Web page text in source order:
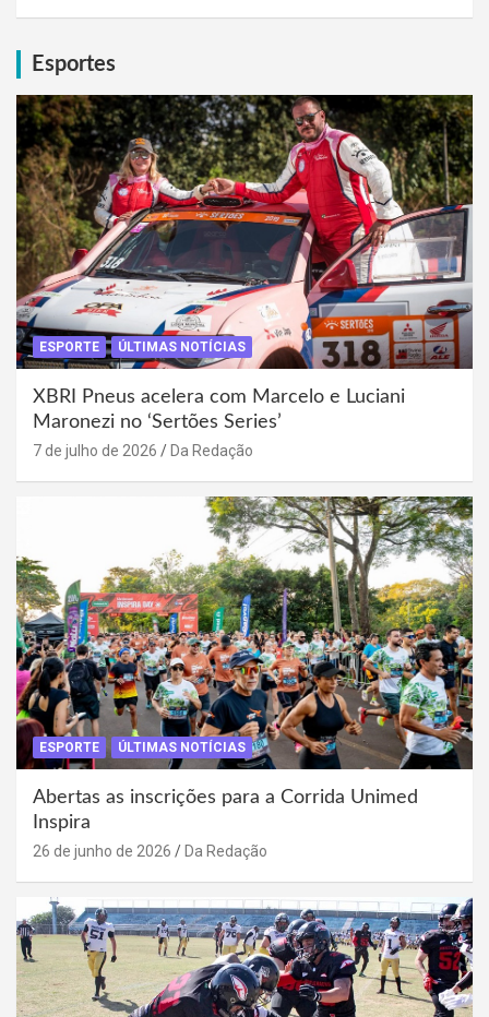
Esportes
ESPORTE ÚLTIMAS NOTÍCIAS
XBRI Pneus acelera com Marcelo e Luciani
Maronezi no ‘Sertões Series’
7 de julho de 2026 Da Redação
ESPORTE ÚLTIMAS NOTÍCIAS
Abertas as inscrições para a Corrida Unimed
Inspira
26 de junho de 2026 Da Redação